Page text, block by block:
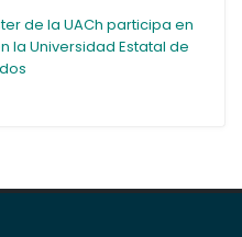
de la UACh participa en
la Universidad Estatal de